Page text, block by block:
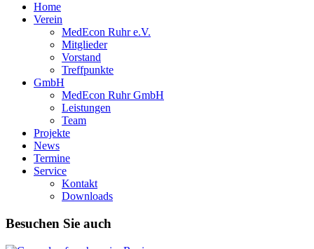
Home
Verein
MedEcon Ruhr e.V.
Mitglieder
Vorstand
Treffpunkte
GmbH
MedEcon Ruhr GmbH
Leistungen
Team
Projekte
News
Termine
Service
Kontakt
Downloads
Besuchen Sie auch